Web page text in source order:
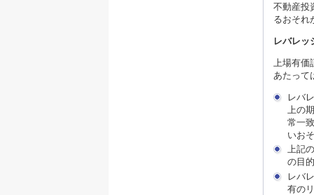
不動産投
るおそれ
レバレッ
上場有
あたって
レバ
上の
常一
いお
上記
の目
レバ
有の